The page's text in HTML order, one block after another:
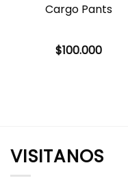
Cargo Pants
$100.000
VISITANOS